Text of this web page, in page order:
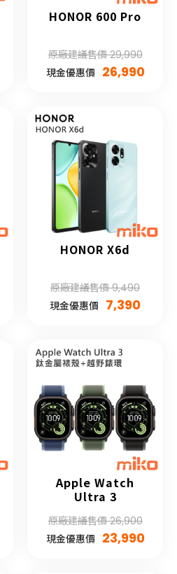
HONOR 600 Pro
原廠建議售價 29,990
現金優惠價 26,990
HONOR X6d
原廠建議售價 9,490
現金優惠價 7,390
Apple Watch
Ultra 3
原廠建議售價 26,900
現金優惠價 23,990